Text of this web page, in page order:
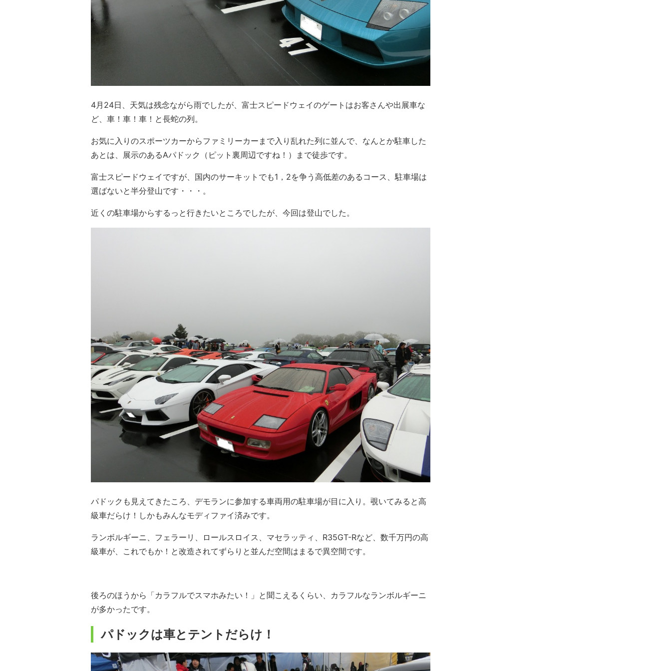
4月24日、天気は残念ながら雨でしたが、富士スピードウェイのゲートはお客さんや出展車な
ど、車！車！車！と長蛇の列。
お気に入りのスポーツカーからファミリーカーまで入り乱れた列に並んで、なんとか駐車した
あとは、展示のあるAパドック（ピット裏周辺ですね！）まで徒歩です。
富士スピードウェイですが、国内のサーキットでも1，2を争う高低差のあるコース、駐車場は
選ばないと半分登山です・・・。
近くの駐車場からするっと行きたいところでしたが、今回は登山でした。
パドックも見えてきたころ、デモランに参加する車両用の駐車場が目に入り。覗いてみると高
級車だらけ！しかもみんなモディファイ済みです。
ランボルギーニ、フェラーリ、ロールスロイス、マセラッティ、R35GT-Rなど、数千万円の高
級車が、これでもか！と改造されてずらりと並んだ空間はまるで異空間です。
後ろのほうから「カラフルでスマホみたい！」と聞こえるくらい、カラフルなランボルギーニ
が多かったです。
パドックは車とテントだらけ！